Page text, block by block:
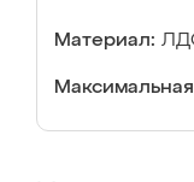
Материал: